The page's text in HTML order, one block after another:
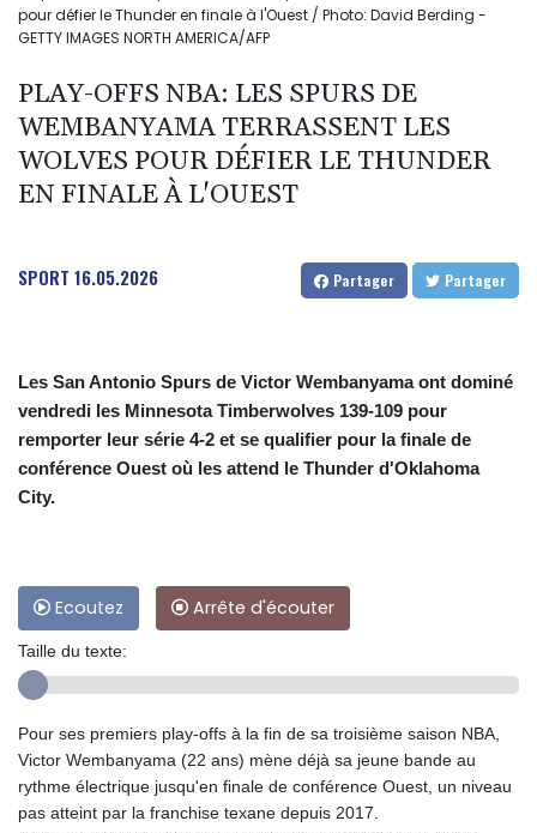
pour défier le Thunder en finale à l'Ouest / Photo: David Berding -
GETTY IMAGES NORTH AMERICA/AFP
PLAY-OFFS NBA: LES SPURS DE
WEMBANYAMA TERRASSENT LES
WOLVES POUR DÉFIER LE THUNDER
EN FINALE À L'OUEST
SPORT 16.05.2026 Partager Partager
Les San Antonio Spurs de Victor Wembanyama ont dominé
vendredi les Minnesota Timberwolves 139-109 pour
remporter leur série 4-2 et se qualifier pour la finale de
conférence Ouest où les attend le Thunder d'Oklahoma
City.
Ecoutez Arrête d'écouter
Taille du texte:
Pour ses premiers play-offs à la fin de sa troisième saison NBA,
Victor Wembanyama (22 ans) mène déjà sa jeune bande au
rythme électrique jusqu'en finale de conférence Ouest, un niveau
pas atteint par la franchise texane depuis 2017.